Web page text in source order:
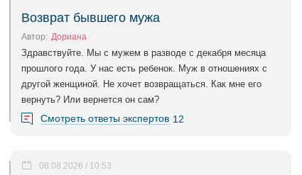
Возврат бывшего мужа
Автор: Дориана
Здравствуйте. Мы с мужем в разводе с декабря месяца
прошлого года. У нас есть ребенок. Муж в отношениях с
другой женщиной. Не хочет возвращаться. Как мне его
вернуть? Или вернется он сам?
Смотреть ответы экспертов 12
08.08.2026 / 10:53